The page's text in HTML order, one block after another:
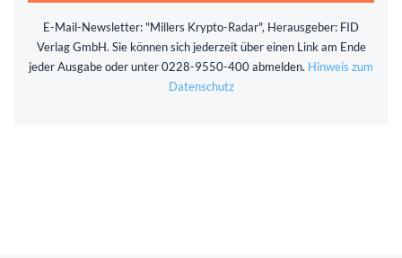
E-Mail-Newsletter: "Millers Krypto-Radar", Herausgeber: FID
Verlag GmbH. Sie können sich jederzeit über einen Link am Ende
jeder Ausgabe oder unter 0228-9550-400 abmelden. Hinweis zum
Datenschutz